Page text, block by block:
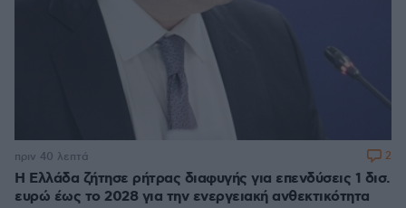
Η Ελλάδα ζήτησε ρήτρας διαφυγής για επενδύσεις 1 δισ.
ευρώ έως το 2028 για την ενεργειακή ανθεκτικότητα
πριν 40 λεπτά 2